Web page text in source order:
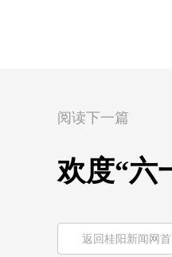
阅读下一篇
欢度“六
返回桂阳新闻网首